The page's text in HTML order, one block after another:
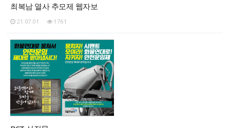
최복남 열사 추모제 웹자보
21.07.01 1761